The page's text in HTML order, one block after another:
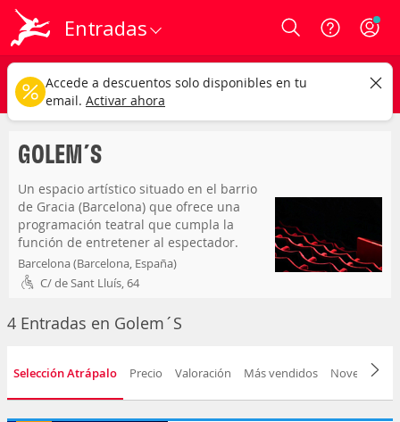
Entradas Login
golem´s
Cualquier tipo Cualquier fecha
CAMBIAR
GOLEM´S
Un espacio artístico situado en el barrio
de Gracia (Barcelona) que ofrece una
programación teatral que cumpla la
función de entretener al espectador.
Barcelona (Barcelona, España)
C/ de Sant Lluís, 64
4 Entradas en Golem´S
Selección Atrápalo Precio Valoración Más vendidos Novedad
Accede a descuentos solo disponibles en tu
email. Activar ahora